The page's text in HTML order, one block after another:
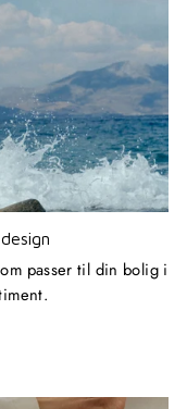
passer til din bolig i